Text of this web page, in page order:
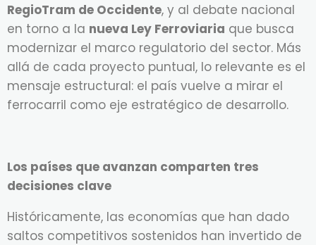
RegioTram de Occidente, y al debate nacional
en torno a la nueva Ley Ferroviaria que busca
modernizar el marco regulatorio del sector. Más
allá de cada proyecto puntual, lo relevante es el
mensaje estructural: el país vuelve a mirar el
ferrocarril como eje estratégico de desarrollo.
Los países que avanzan comparten tres
decisiones clave
Históricamente, las economías que han dado
saltos competitivos sostenidos han invertido de